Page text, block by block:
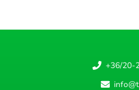
+36/20-